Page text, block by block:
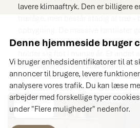
Denne hjemmeside bruger
Vi bruger enhedsidentifikatorer til at
annoncer til brugere, levere
analysere vores trafik. Du kan læse
arbejder med forskellige typer
under "Flere muligheder" nedenfor.
lavere klimaaftryk. Den er billigere
modstandsdygtig over for stød,
en af lågerne Primo eller Sintra.
KONCEPT